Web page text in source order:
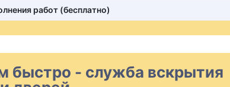
работ (бесплатно)
быстро - служба вскрытия